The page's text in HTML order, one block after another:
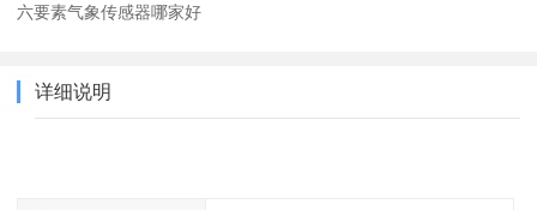
六要素气象传感器哪家好
详细说明